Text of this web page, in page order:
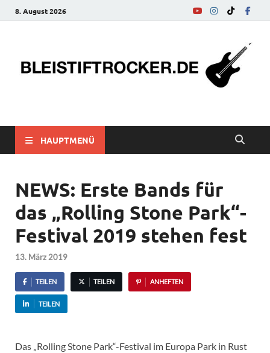
8. August 2026
bleistiftrocker.de
HAUPTMENÜ
NEWS: Erste Bands für
das „Rolling Stone Park“-
Festival 2019 stehen fest
13. März 2019
TEILEN TEILEN ANHEFTEN
TEILEN
Das „Rolling Stone Park“-Festival im Europa Park in Rust